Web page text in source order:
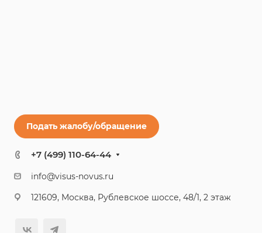
Подать жалобу/обращение
+7 (499) 110-64-44
info@visus-novus.ru
121609, Москва, Рублевское шоссе, 48/1, 2 этаж